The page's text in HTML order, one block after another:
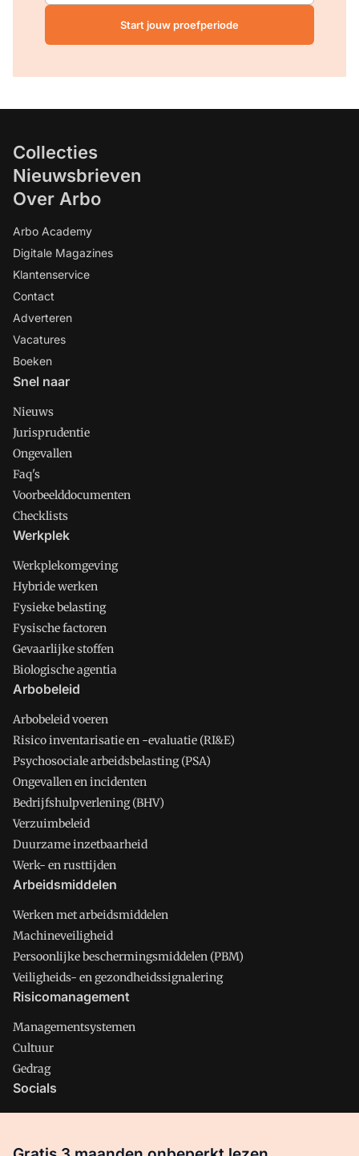
Start jouw proefperiode
Collecties
Nieuwsbrieven
Over Arbo
Arbo Academy
Digitale Magazines
Klantenservice
Contact
Adverteren
Vacatures
Boeken
Snel naar
Nieuws
Jurisprudentie
Ongevallen
Faq's
Voorbeelddocumenten
Checklists
Werkplek
Werkplekomgeving
Hybride werken
Fysieke belasting
Fysische factoren
Gevaarlijke stoffen
Biologische agentia
Arbobeleid
Arbobeleid voeren
Risico inventarisatie en -evaluatie (RI&E)
Psychosociale arbeidsbelasting (PSA)
Ongevallen en incidenten
Bedrijfshulpverlening (BHV)
Verzuimbeleid
Duurzame inzetbaarheid
Werk- en rusttijden
Arbeidsmiddelen
Werken met arbeidsmiddelen
Machineveiligheid
Persoonlijke beschermingsmiddelen (PBM)
Veiligheids- en gezondheidssignalering
Risicomanagement
Managementsystemen
Cultuur
Gedrag
Socials